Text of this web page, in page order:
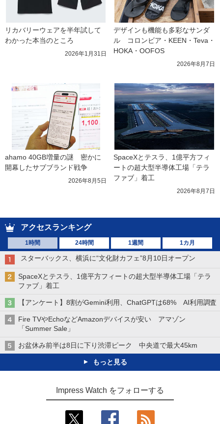
リカバリーウェアを半年試して
わかった本当のところ
2026年1月31日
デザインも機能も多彩なサンダ
ル　コロンビア・KEEN・Teva・
HOKA・OOFOS
2026年8月7日
ahamo 40GB増量の謎　密かに
開幕したサブブランド戦争
2026年8月5日
SpaceXとテスラ、1億平方フィ
ートの超大型半導体工場「テラ
ファブ」着工
2026年8月7日
アクセスランキング
1時間 24時間 1週間 1カ月
スターバックス、横浜に“文化財カフェ”8月10日オープン
SpaceXとテスラ、1億平方フィートの超大型半導体工場「テラ
ファブ」着工
【アンケート】8割がGemini利用、ChatGPTは68% AI利用調査
Fire TVやEchoなどAmazonデバイスが安い アマゾン
「Summer Sale」
お盆休み前半は8日に下り渋滞ピーク 中央道で最大45km
もっと見る
Impress Watch をフォローする